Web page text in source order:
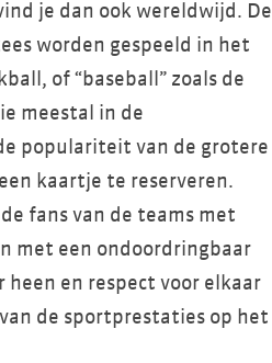
je dan ook wereldwijd. De
worden gespeeld in het
of “baseball” zoals de
meestal in de
populariteit van de grotere
kaartje te reserveren.
fans van de teams met
met een ondoordringbaar
heen en respect voor elkaar
de sportprestaties op het